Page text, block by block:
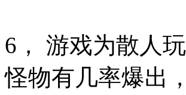
6， 游戏为散人
怪物有几率爆